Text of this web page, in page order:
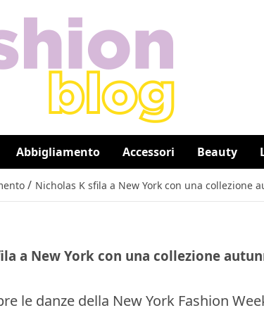
Abbigliamento Accessori Beauty
/ Nicholas K sfila a New York con una collezione
a New York con una collezione
le danze della New York Fashion